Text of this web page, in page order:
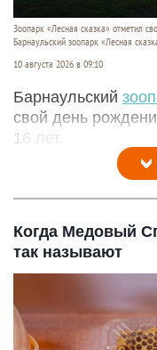
Зоопарк «Лесная сказка» отметил
Барнаульский зоопарк «Лесная
10 августа 2026 в 09:10
Барнаульский
свой день
16 лет.
Когда Медовый
так называют